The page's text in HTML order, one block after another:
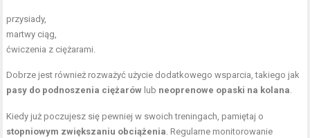
przysiady,
martwy ciąg,
ćwiczenia z ciężarami.
Dobrze jest również rozważyć użycie dodatkowego wsparcia, takiego jak
pasy do podnoszenia ciężarów lub neoprenowe opaski na kolana.
Kiedy już poczujesz się pewniej w swoich treningach, pamiętaj o
stopniowym zwiększaniu obciążenia. Regularne monitorowanie